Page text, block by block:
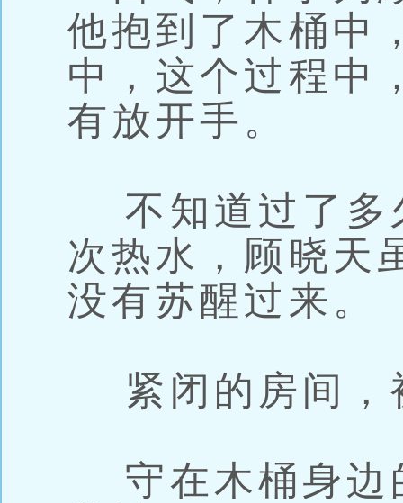
他抱到了木桶中
中，这个过程中
有放开手。
不知道过了多
次热水，顾晓天
没有苏醒过来。
紧闭的房间，
守在木桶身边